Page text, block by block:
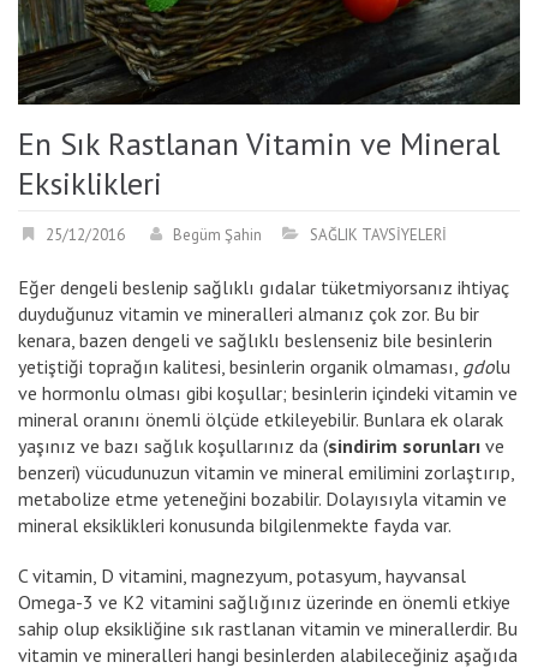
En Sık Rastlanan Vitamin ve Mineral
Eksiklikleri
25/12/2016 Begüm Şahin SAĞLIK TAVSİYELERİ
Eğer dengeli beslenip sağlıklı gıdalar tüketmiyorsanız ihtiyaç
duyduğunuz vitamin ve mineralleri almanız çok zor. Bu bir
kenara, bazen dengeli ve sağlıklı beslenseniz bile besinlerin
yetiştiği toprağın kalitesi, besinlerin organik olmaması, gdolu
ve hormonlu olması gibi koşullar; besinlerin içindeki vitamin ve
mineral oranını önemli ölçüde etkileyebilir. Bunlara ek olarak
yaşınız ve bazı sağlık koşullarınız da (sindirim sorunları ve
benzeri) vücudunuzun vitamin ve mineral emilimini zorlaştırıp,
metabolize etme yeteneğini bozabilir. Dolayısıyla vitamin ve
mineral eksiklikleri konusunda bilgilenmekte fayda var.
C vitamin, D vitamini, magnezyum, potasyum, hayvansal
Omega-3 ve K2 vitamini sağlığınız üzerinde en önemli etkiye
sahip olup eksikliğine sık rastlanan vitamin ve minerallerdir. Bu
vitamin ve mineralleri hangi besinlerden alabileceğiniz aşağıda